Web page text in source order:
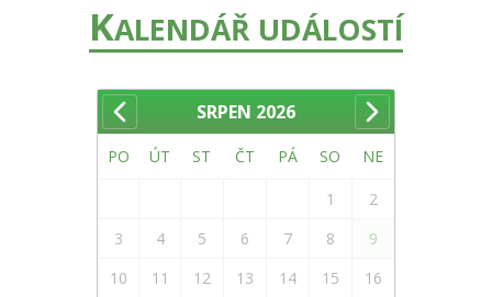
KALENDÁŘ UDÁLOSTÍ
SRPEN 2026
PO ÚT ST ČT PÁ SO NE
1
2
3
4 5 6 7 8
9
10
11 12 13 14 15
16